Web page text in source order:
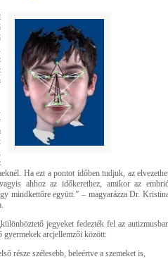
Ha ezt a pontot időben tudjuk, az
ahhoz az időkerethez, amikor az
mindkettőre együtt.” – magyarázza Dr.
jegyeket fedezték fel az
gyermekek arcjellemzői között:
része szélesebb, beleértve a szemeket is,